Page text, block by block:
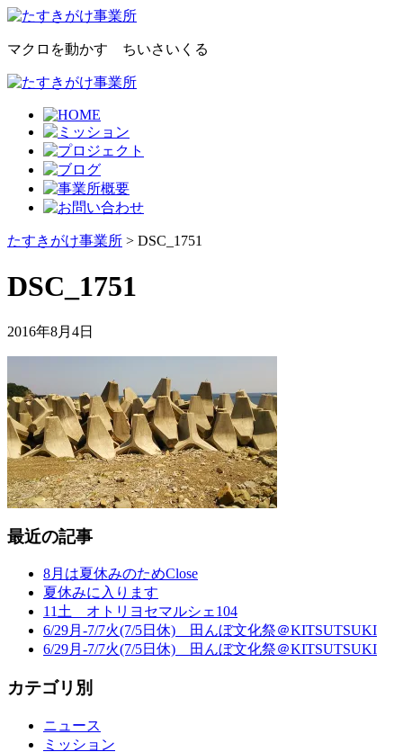
マクロを動かす ちいさいくる
たすきがけ事業所 > DSC_1751
DSC_1751
2016年8月4日
最近の記事
8月は夏休みのためClose
夏休みに入ります
11土 オトリヨセマルシェ104
6/29月-7/7火(7/5日休) 田んぼ文化祭＠KITSUTSUKI
6/29月-7/7火(7/5日休) 田んぼ文化祭＠KITSUTSUKI
カテゴリ別
ニュース
ミッション